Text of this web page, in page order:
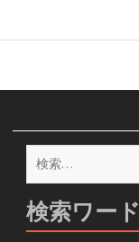
検
索:
検索ワード